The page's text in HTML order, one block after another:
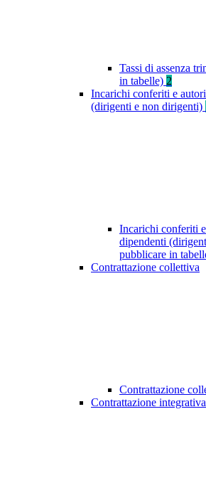
Tassi di assenza
in tabelle) 2
Incarichi conferiti e
(dirigenti e non dirigenti)
Incarichi conferiti
dipendenti
pubblicare in
Contrattazione collettiva
Contrattazione
Contrattazione integrativa